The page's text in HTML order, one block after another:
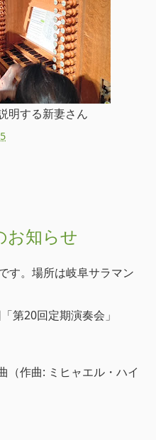
明する新妻さん
お知らせ
す。場所は岐阜サラマン
第20回定期演奏会」
（作曲: ミヒャエル・ハイ